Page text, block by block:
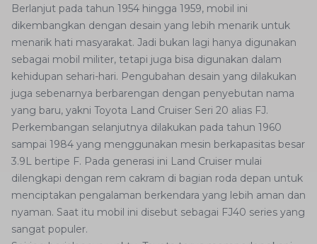
Berlanjut pada tahun 1954 hingga 1959, mobil ini
dikembangkan dengan desain yang lebih menarik untuk
menarik hati masyarakat. Jadi bukan lagi hanya digunakan
sebagai mobil militer, tetapi juga bisa digunakan dalam
kehidupan sehari-hari. Pengubahan desain yang dilakukan
juga sebenarnya berbarengan dengan penyebutan nama
yang baru, yakni Toyota Land Cruiser Seri 20 alias FJ.
Perkembangan selanjutnya dilakukan pada tahun 1960
sampai 1984 yang menggunakan mesin berkapasitas besar
3.9L bertipe F. Pada generasi ini Land Cruiser mulai
dilengkapi dengan rem cakram di bagian roda depan untuk
menciptakan pengalaman berkendara yang lebih aman dan
nyaman. Saat itu mobil ini disebut sebagai FJ40 series yang
sangat populer.